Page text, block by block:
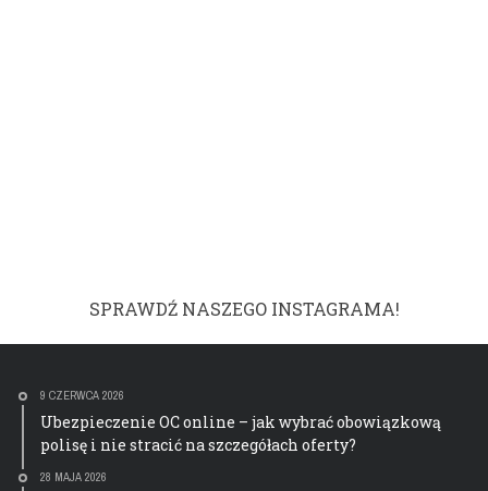
SPRAWDŹ NASZEGO INSTAGRAMA!
9 CZERWCA 2026
Ubezpieczenie OC online – jak wybrać obowiązkową
polisę i nie stracić na szczegółach oferty?
28 MAJA 2026